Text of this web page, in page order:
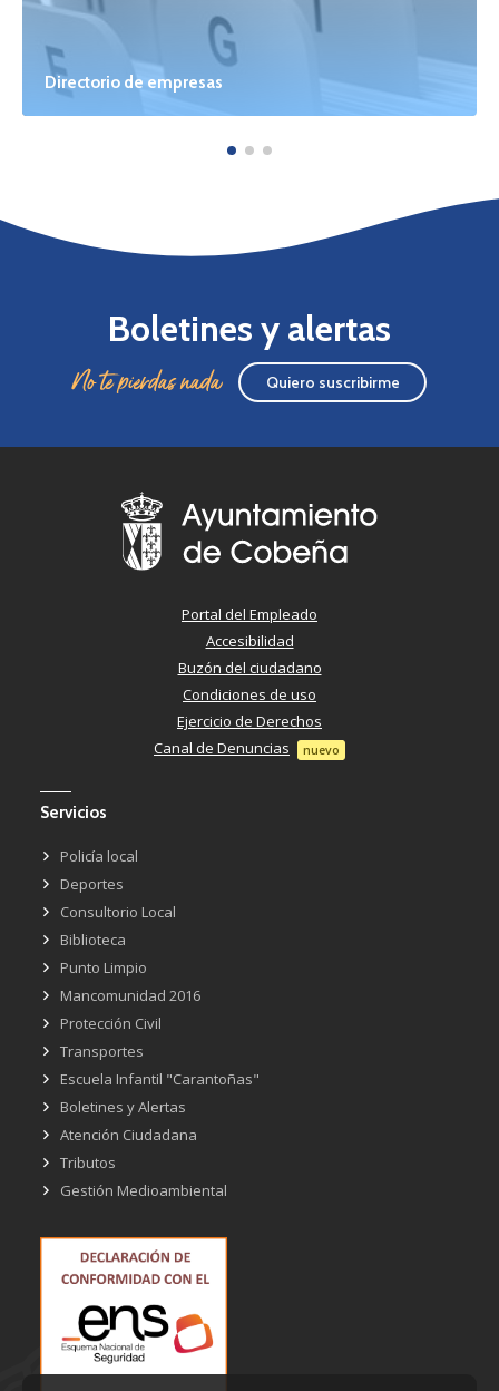
Directorio de empresas
Boletines y alertas
No te pierdas nada Quiero suscribirme
Portal del Empleado
Accesibilidad
Buzón del ciudadano
Condiciones de uso
Ejercicio de Derechos
Canal de Denuncias
nuevo
Servicios
Policía local
Deportes
Consultorio Local
Biblioteca
Punto Limpio
Mancomunidad 2016
Protección Civil
Transportes
Escuela Infantil "Carantoñas"
Boletines y Alertas
Atención Ciudadana
Tributos
Gestión Medioambiental